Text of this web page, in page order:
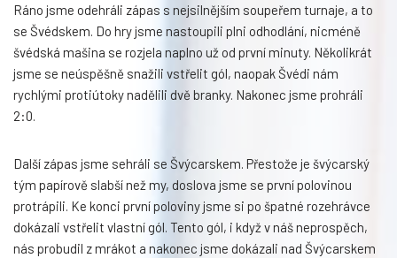
Ráno jsme odehráli zápas s nejsilnějším soupeřem turnaje, a to
se Švédskem. Do hry jsme nastoupili plni odhodlání, nicméně
švédská mašina se rozjela naplno už od první minuty. Několikrát
jsme se neúspěšně snažili vstřelit gól, naopak Švédi nám
rychlými protiútoky nadělili dvě branky. Nakonec jsme prohráli
2:0.
Další zápas jsme sehráli se Švýcarskem. Přestože je švýcarský
tým papírově slabší než my, doslova jsme se první polovinou
protrápili. Ke konci první poloviny jsme si po špatné rozehrávce
dokázali vstřelit vlastní gól. Tento gól, i když v náš neprospěch,
nás probudil z mrákot a nakonec jsme dokázali nad Švýcarskem